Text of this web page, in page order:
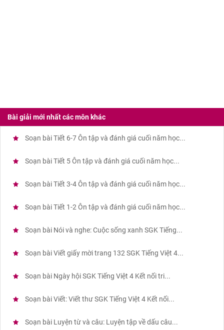
Bài giải mới nhất các môn khác
Soạn bài Tiết 6-7 Ôn tập và đánh giá cuối năm học...
Soạn bài Tiết 5 Ôn tập và đánh giá cuối năm học...
Soạn bài Tiết 3-4 Ôn tập và đánh giá cuối năm học...
Soạn bài Tiết 1-2 Ôn tập và đánh giá cuối năm học...
Soạn bài Nói và nghe: Cuộc sống xanh SGK Tiếng...
Soạn bài Viết giấy mời trang 132 SGK Tiếng Việt 4...
Soạn bài Ngày hội SGK Tiếng Việt 4 Kết nối tri...
Soạn bài Viết: Viết thư SGK Tiếng Việt 4 Kết nối...
Soạn bài Luyện từ và câu: Luyện tập về dấu câu...